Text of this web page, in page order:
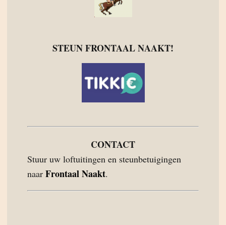
STEUN FRONTAAL NAAKT!
CONTACT
Stuur uw loftuitingen en steunbetuigingen
naar Frontaal Naakt.